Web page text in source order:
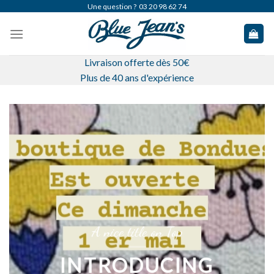
content
Une question ? 03 20 98 62 74
Livraison offerte dès 50€
Plus de 40 ans d'expérience
on Top A nice